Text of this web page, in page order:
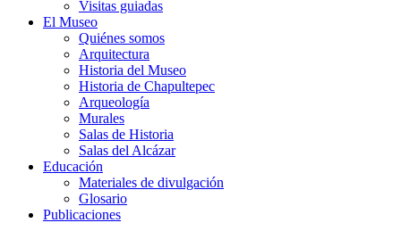
Visitas guiadas
El Museo
Quiénes somos
Arquitectura
Historia del Museo
Historia de Chapultepec
Arqueología
Murales
Salas de Historia
Salas del Alcázar
Educación
Materiales de divulgación
Glosario
Publicaciones